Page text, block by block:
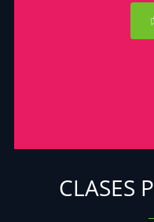
CLASES